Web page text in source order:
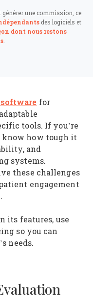
une commission, ce
des logiciels et
dont nous restons
for
tools. If you’re
know how tough it
and
systems.
these challenges
engagement
its features, use
so you can
needs.